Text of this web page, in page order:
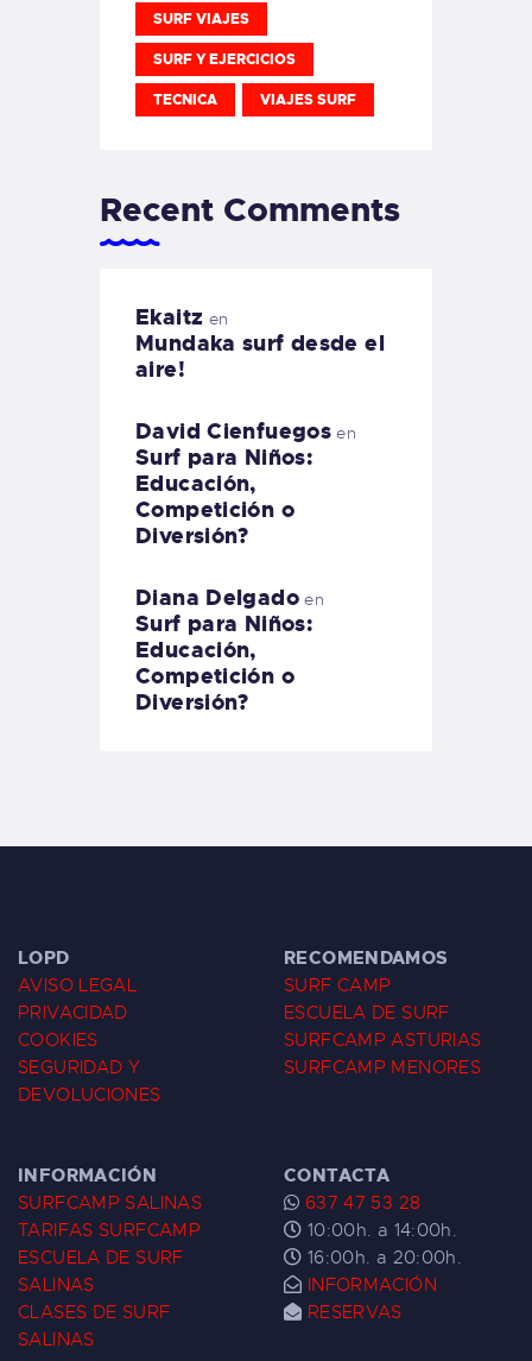
SURF VIAJES
SURF Y EJERCICIOS
TECNICA VIAJES SURF
Recent Comments
Ekaitz en
Mundaka surf desde el
aire!
David Cienfuegos en
Surf para Niños:
Educación,
Competición o
Diversión?
Diana Delgadoen
Surf para Niños:
Educación,
Competición o
Diversión?
LOPD
AVISO LEGAL
PRIVACIDAD
COOKIES
SEGURIDAD Y
DEVOLUCIONES
RECOMENDAMOS
SURF CAMP
ESCUELA DE SURF
SURFCAMP ASTURIAS
SURFCAMP MENORES
INFORMACIÓN
SURFCAMP SALINAS
TARIFAS SURFCAMP
ESCUELA DE SURF
SALINAS
CLASES DE SURF
SALINAS
CONTACTA
637 47 53 28
10:00h. a 14:00h.
16:00h. a 20:00h.
INFORMACIÓN
RESERVAS